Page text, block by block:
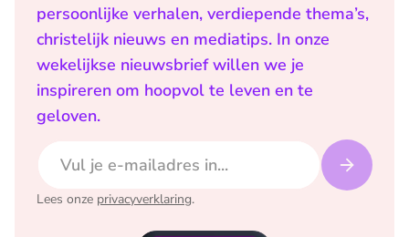
persoonlijke verhalen, verdiepende thema’s,
christelijk nieuws en mediatips. In onze
wekelijkse nieuwsbrief willen we je
inspireren om hoopvol te leven en te
geloven.
Lees onze privacyverklaring.